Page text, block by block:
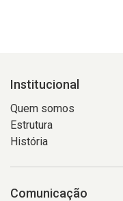
Institucional
Quem somos
Estrutura
História
Comunicação